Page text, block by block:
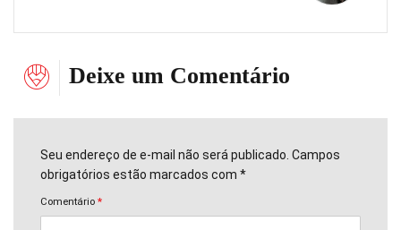
Deixe um Comentário
Seu endereço de e-mail não será publicado. Campos
obrigatórios estão marcados com *
Comentário *